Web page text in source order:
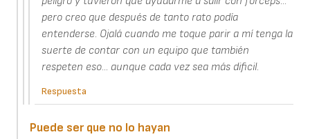
pero creo que después de tanto rato podía
entenderse. Ojalá cuando me toque parir a mí tenga la
suerte de contar con un equipo que también
respeten eso... aunque cada vez sea más dificil.
Respuesta
Puede ser que no lo hayan